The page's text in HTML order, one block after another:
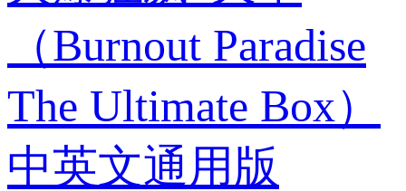
（Burnout Paradise
The Ultimate Box）
中英文通用版